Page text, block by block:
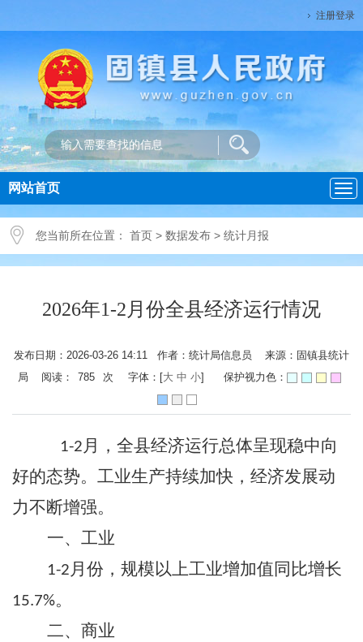
注册登录
导
航
网站首页
您当前所在位置： 首页 > 数据发布 > 统计月报
2026年1-2月份全县经济运行情况
发布日期：2026-03-26 14:11 作者：统计局信息员 来源：固镇县统计
局 阅读：
785 次 字体：[大 中 小] 保护视力色：
1-2月，全县经济运行总体呈现稳中向
好的态势。工业生产持续加快，经济发展动
力不断增强。
一、 工业
1-2月份，规模以上工业增加值同比增长
15.7%。
二、 商业